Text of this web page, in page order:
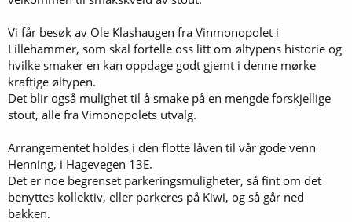
r
Vi får besøk av Ole Klashaugen fra Vinmonopolet i
Lillehammer, som skal fortelle oss litt om øltypens historie og
hvilke smaker en kan oppdage godt gjemt i denne mørke
kraftige øltypen.
Det blir også mulighet til å smake på en mengde forskjellige
stout, alle fra Vimonopolets utvalg.
Arrangementet holdes i den flotte låven til vår gode venn
Henning, i Hagevegen 13E.
Det er noe begrenset parkeringsmuligheter, så fint om det
benyttes kollektiv, eller parkeres på Kiwi, og så går ned
bakken.